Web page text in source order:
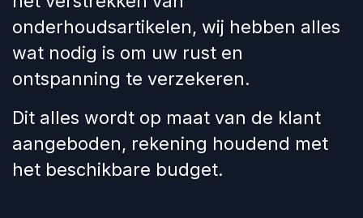
onderhoudsartikelen, wij hebben alles
wat nodig is om uw rust en
ontspanning te verzekeren.
Dit alles wordt op maat van de klant
aangeboden, rekening houdend met
het beschikbare budget.